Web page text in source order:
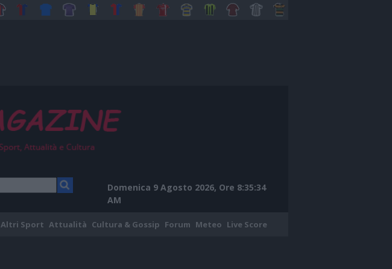
Domenica 9 Agosto 2026, Ore 8:35:35
AM
Altri Sport Attualità Cultura & Gossip Forum Meteo Live Score